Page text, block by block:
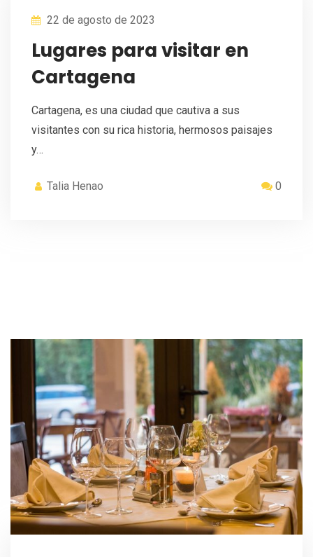
22 de agosto de 2023
Lugares para visitar en
Cartagena
Cartagena, es una ciudad que cautiva a sus
visitantes con su rica historia, hermosos paisajes
y…
Talia Henao 0